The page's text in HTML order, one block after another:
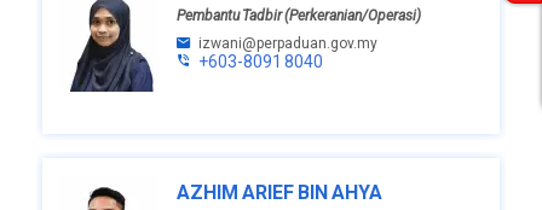
Pembantu Tadbir (Perkeranian/Operasi)
izwani@perpaduan.gov.my
+603-8091 8040
AZHIM ARIEF BIN AHYA